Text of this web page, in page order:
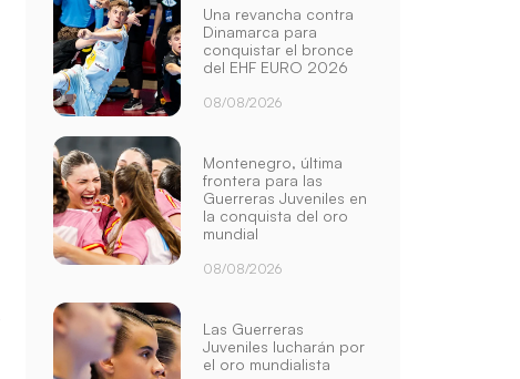
Una revancha contra
Dinamarca para
conquistar el bronce
del EHF EURO 2026
08/08/2026
Montenegro, última
frontera para las
Guerreras Juveniles en
la conquista del oro
mundial
08/08/2026
Las Guerreras
Juveniles lucharán por
el oro mundialista